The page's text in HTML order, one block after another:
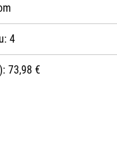
4
73,98 €